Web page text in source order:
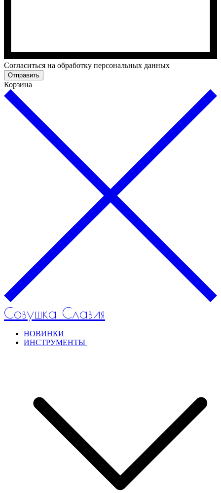
Cогласиться на обработку персональных данных
Отправить
Корзина
Совушка Славия
НОВИНКИ
ИНСТРУМЕНТЫ